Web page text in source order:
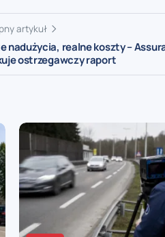
artykuł
nadużycia, realne koszty –
ostrzegawczy raport